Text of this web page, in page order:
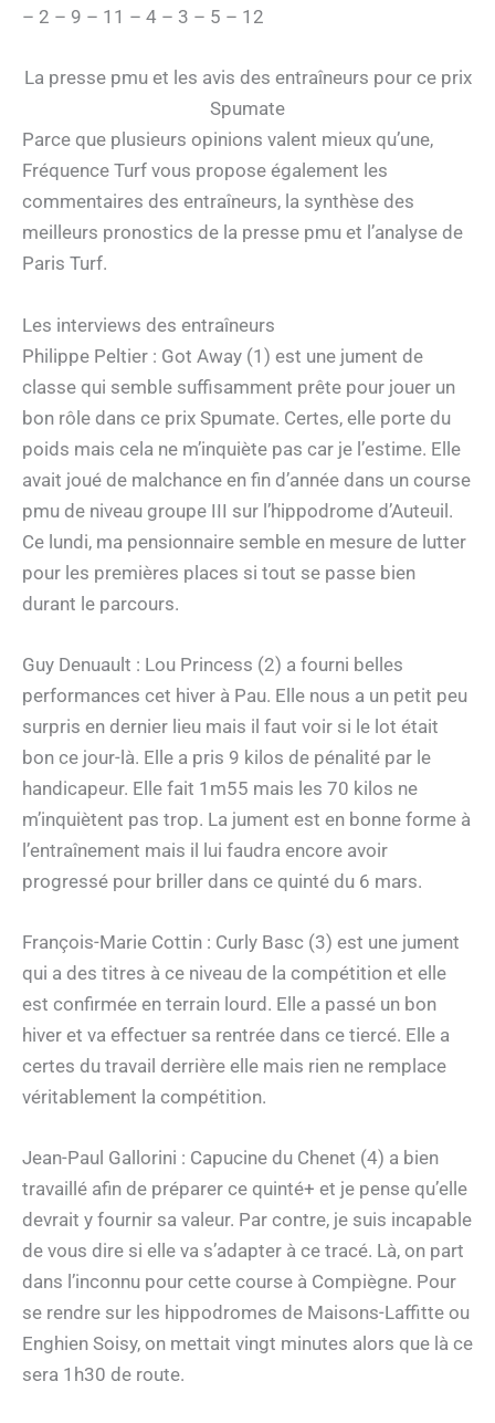
– 2 – 9 – 11 – 4 – 3 – 5 – 12
La presse pmu et les avis des entraîneurs pour ce prix
Spumate
Parce que plusieurs opinions valent mieux qu’une,
Fréquence Turf vous propose également les
commentaires des entraîneurs, la synthèse des
meilleurs pronostics de la presse pmu et l’analyse de
Paris Turf.
Les interviews des entraîneurs
Philippe Peltier : Got Away (1) est une jument de
classe qui semble suffisamment prête pour jouer un
bon rôle dans ce prix Spumate. Certes, elle porte du
poids mais cela ne m’inquiète pas car je l’estime. Elle
avait joué de malchance en fin d’année dans un course
pmu de niveau groupe III sur l’hippodrome d’Auteuil.
Ce lundi, ma pensionnaire semble en mesure de lutter
pour les premières places si tout se passe bien
durant le parcours.
Guy Denuault : Lou Princess (2) a fourni belles
performances cet hiver à Pau. Elle nous a un petit peu
surpris en dernier lieu mais il faut voir si le lot était
bon ce jour-là. Elle a pris 9 kilos de pénalité par le
handicapeur. Elle fait 1m55 mais les 70 kilos ne
m’inquiètent pas trop. La jument est en bonne forme à
l’entraînement mais il lui faudra encore avoir
progressé pour briller dans ce quinté du 6 mars.
François-Marie Cottin : Curly Basc (3) est une jument
qui a des titres à ce niveau de la compétition et elle
est confirmée en terrain lourd. Elle a passé un bon
hiver et va effectuer sa rentrée dans ce tiercé. Elle a
certes du travail derrière elle mais rien ne remplace
véritablement la compétition.
Jean-Paul Gallorini : Capucine du Chenet (4) a bien
travaillé afin de préparer ce quinté+ et je pense qu’elle
devrait y fournir sa valeur. Par contre, je suis incapable
de vous dire si elle va s’adapter à ce tracé. Là, on part
dans l’inconnu pour cette course à Compiègne. Pour
se rendre sur les hippodromes de Maisons-Laffitte ou
Enghien Soisy, on mettait vingt minutes alors que là ce
sera 1h30 de route.